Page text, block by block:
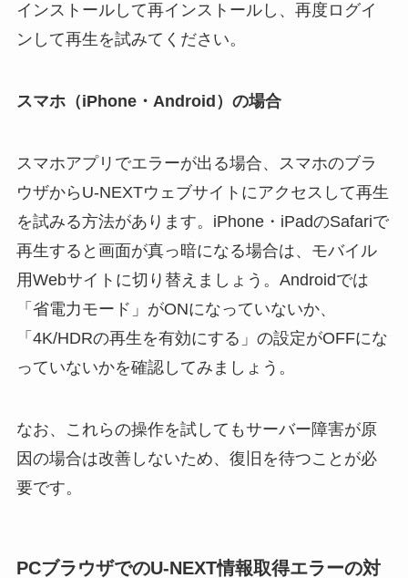
インストールして再インストールし、再度ログイ
ンして再生を試みてください。
スマホ（iPhone・Android）の場合
スマホアプリでエラーが出る場合、スマホのブラ
ウザからU-NEXTウェブサイトにアクセスして再生
を試みる方法があります。iPhone・iPadのSafariで
再生すると画面が真っ暗になる場合は、モバイル
用Webサイトに切り替えましょう。Androidでは
「省電力モード」がONになっていないか、
「4K/HDRの再生を有効にする」の設定がOFFにな
っていないかを確認してみましょう。
なお、これらの操作を試してもサーバー障害が原
因の場合は改善しないため、復旧を待つことが必
要です。
PCブラウザでのU-NEXT情報取得エラーの対